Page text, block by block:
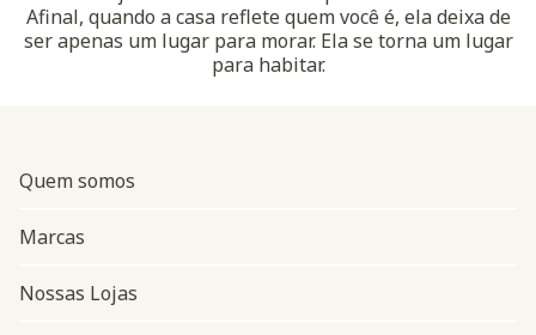
Afinal, quando a casa reflete quem você é, ela deixa de
ser apenas um lugar para morar. Ela se torna um lugar
para habitar.
Quem somos
Marcas
Nossas Lojas